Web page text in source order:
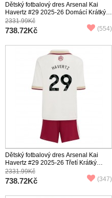
Dětský fotbalový dres Arsenal Kai
Havertz #29 2025-26 Domácí Krátký
Rukáv (+ trenýrky)
2331.99Kč
738.72Kč (554)
Dětský fotbalový dres Arsenal Kai
Havertz #29 2025-26 Třetí Krátký
Rukáv (+ trenýrky)
2331.99Kč
738.72Kč (347)